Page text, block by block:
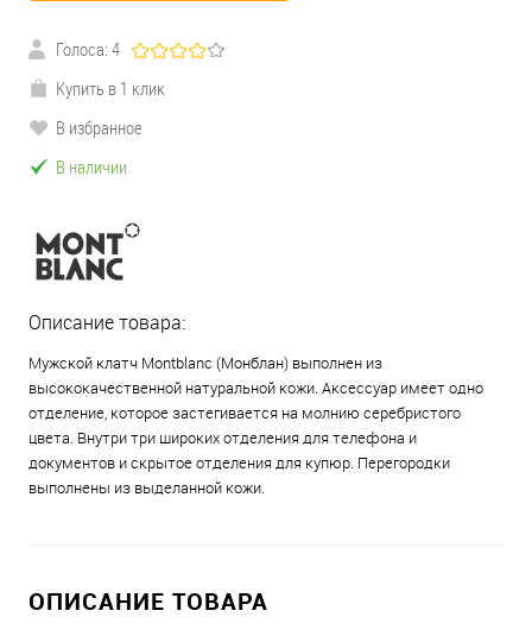
Голоса: 4
Купить в 1 клик
В избранное
В наличии
Описание товара:
Мужской клатч Montblanc (Монблан) выполнен из
высококачественной натуральной кожи. Аксессуар имеет одно
отделение, которое застегивается на молнию серебристого
цвета. Внутри три широких отделения для телефона и
документов и скрытое отделения для купюр. Перегородки
выполнены из выделанной кожи.
ОПИСАНИЕ ТОВАРА